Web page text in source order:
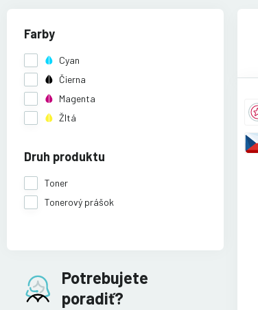
Farby
Cyan
Čierna
Magenta
Žltá
Druh produktu
Toner
Tonerový prášok
Potrebujete
poradiť?